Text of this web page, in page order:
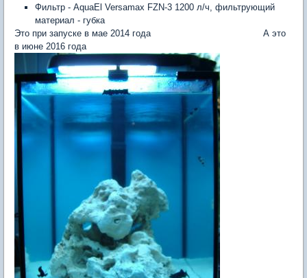
Фильтр - AquaEl Versamax FZN-3 1200 л/ч, фильтрующий
материал - губка
Это при запуске в мае 2014 года А это
в июне 2016 года